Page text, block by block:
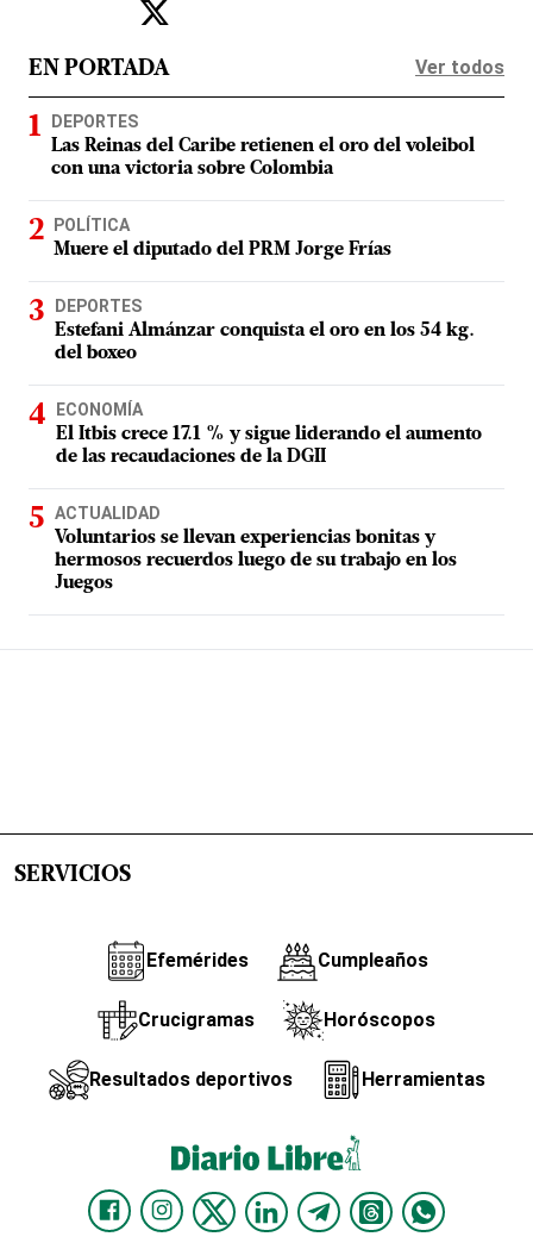
EN PORTADA Ver todos
DEPORTES
Las Reinas del Caribe retienen el oro del voleibol
con una victoria sobre Colombia
POLÍTICA
Muere el diputado del PRM Jorge Frías
DEPORTES
Estefani Almánzar conquista el oro en los 54 kg.
del boxeo
ECONOMÍA
El Itbis crece 17.1 % y sigue liderando el aumento
de las recaudaciones de la DGII
ACTUALIDAD
Voluntarios se llevan experiencias bonitas y
hermosos recuerdos luego de su trabajo en los
Juegos
SERVICIOS
Efemérides Cumpleaños
Crucigramas Horóscopos
Resultados deportivos Herramientas